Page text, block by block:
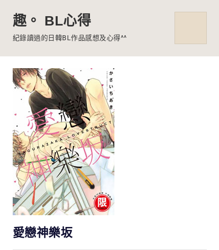
content
趣。 BL心得
紀錄讀過的日韓BL作品感想及心得^^
愛戀神樂坂